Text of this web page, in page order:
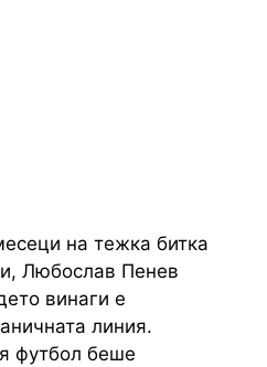
на тежка битка
Любослав Пенев
винаги е
линия.
футбол беше